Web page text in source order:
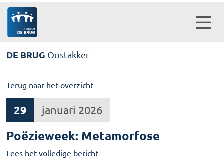
DE BRUG Oostakker
Terug naar het overzicht
29 januari 2026
Poëzieweek: Metamorfose
Lees het volledige bericht